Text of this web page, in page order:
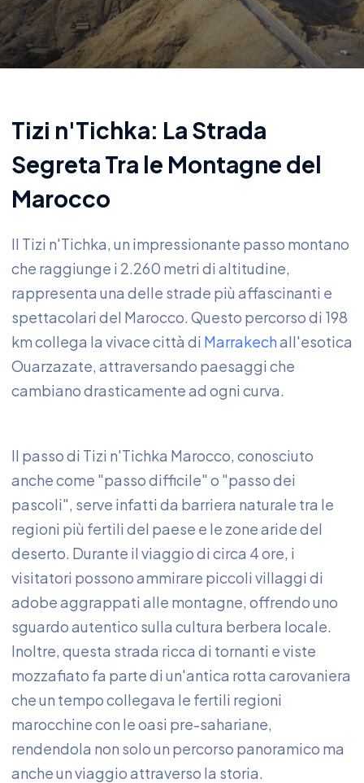
Tizi n'Tichka: La Strada
Segreta Tra le Montagne del
Marocco
Il Tizi n'Tichka, un impressionante passo montano
che raggiunge i 2.260 metri di altitudine,
rappresenta una delle strade più affascinanti e
spettacolari del Marocco. Questo percorso di 198
km collega la vivace città di Marrakechall'esotica
Ouarzazate, attraversando paesaggi che
cambiano drasticamente ad ogni curva.
Il passo di Tizi n'Tichka Marocco, conosciuto
anche come "passo difficile" o "passo dei
pascoli", serve infatti da barriera naturale tra le
regioni più fertili del paese e le zone aride del
deserto. Durante il viaggio di circa 4 ore, i
visitatori possono ammirare piccoli villaggi di
adobe aggrappati alle montagne, offrendo uno
sguardo autentico sulla cultura berbera locale.
Inoltre, questa strada ricca di tornanti e viste
mozzafiato fa parte di un'antica rotta carovaniera
che un tempo collegava le fertili regioni
marocchine con le oasi pre-sahariane,
rendendola non solo un percorso panoramico ma
anche un viaggio attraverso la storia.